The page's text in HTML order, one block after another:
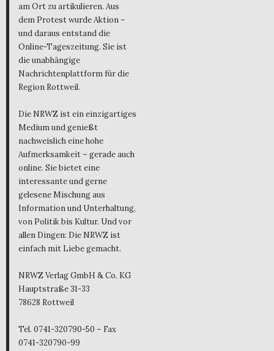
am Ort zu artikulieren. Aus
dem Protest wurde Aktion –
und daraus entstand die
Online-Tageszeitung. Sie ist
die unabhängige
Nachrichtenplattform für die
Region Rottweil.
Die NRWZ ist ein einzigartiges
Medium und genießt
nachweislich eine hohe
Aufmerksamkeit – gerade auch
online. Sie bietet eine
interessante und gerne
gelesene Mischung aus
Information und Unterhaltung,
von Politik bis Kultur. Und vor
allen Dingen: Die NRWZ ist
einfach mit Liebe gemacht.
NRWZ Verlag GmbH & Co. KG
Hauptstraße 31-33
78628 Rottweil
Tel. 0741-320790-50 – Fax
0741-320790-99